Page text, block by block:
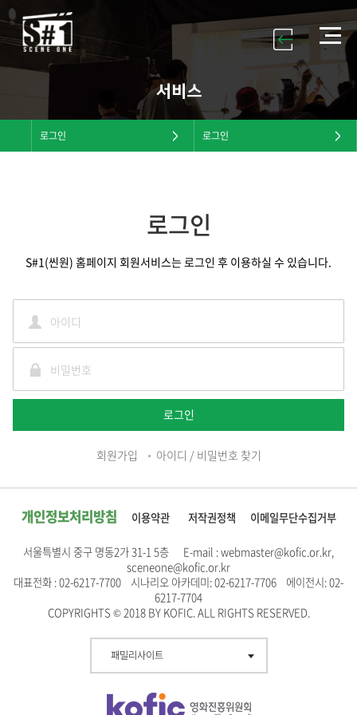
서비스
로그인 로그인
로그인
S#1(씬원) 홈페이지 회원서비스는 로그인 후 이용하실 수 있습니다.
로그인
회원가입 아이디 / 비밀번호 찾기
개인정보처리방침 이용약관 저작권정책 이메일무단수집거부
서울특별시 중구 명동2가 31-1 5층 E-mail : webmaster@kofic.or.kr,
sceneone@kofic.or.kr
대표전화 : 02-6217-7700 시나리오 아카데미: 02-6217-7706 에이전시: 02-
6217-7704
COPYRIGHTS © 2018 BY KOFIC. ALL RIGHTS RESERVED.
패밀리사이트